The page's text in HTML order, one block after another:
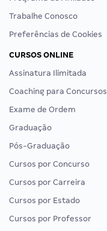
Trabalhe Conosco
Preferências de Cookies
CURSOS ONLINE
Assinatura Ilimitada
Coaching para Concursos
Exame de Ordem
Graduação
Pós-Graduação
Cursos por Concurso
Cursos por Carreira
Cursos por Estado
Cursos por Professor